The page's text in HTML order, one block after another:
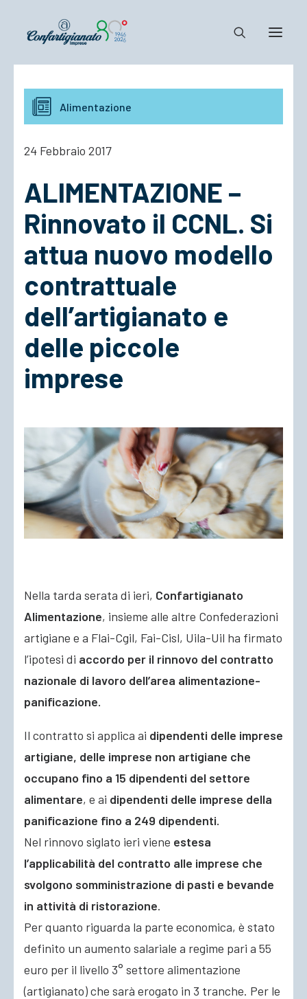
Notizie e Documenti
Confartigianato
Cosa Facciamo
ACCEDI
Alimentazione
24 Febbraio 2017
ALIMENTAZIONE –
Rinnovato il CCNL. Si
attua nuovo modello
contrattuale
dell’artigianato e
delle piccole
imprese
Nella tarda serata di ieri, Confartigianato
Alimentazione, insieme alle altre Confederazioni
artigiane e a Flai-Cgil, Fai-Cisl, Uila-Uil ha firmato
l’ipotesi di accordo per il rinnovo del contratto
nazionale di lavoro dell’area alimentazione-
panificazione.
Il contratto si applica ai dipendenti delle imprese
artigiane, delle imprese non artigiane che
occupano fino a 15 dipendenti del settore
alimentare, e ai dipendenti delle imprese della
panificazione fino a 249 dipendenti.
Nel rinnovo siglato ieri viene estesa
l’applicabilità del contratto alle imprese che
svolgono somministrazione di pasti e bevande
in attività di ristorazione.
Per quanto riguarda la parte economica, è stato
definito un aumento salariale a regime pari a 55
euro per il livello 3° settore alimentazione
(artigianato) che sarà erogato in 3 tranche. Per le